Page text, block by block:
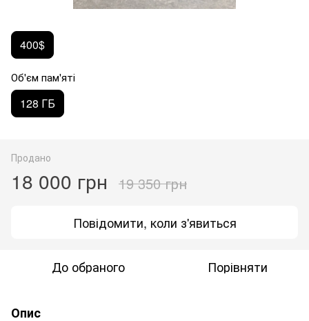
400$
Об'єм пам'яті
128 ГБ
Продано
18 000 грн 19 350 грн
Повідомити, коли з'явиться
До обраного Порівняти
Опис